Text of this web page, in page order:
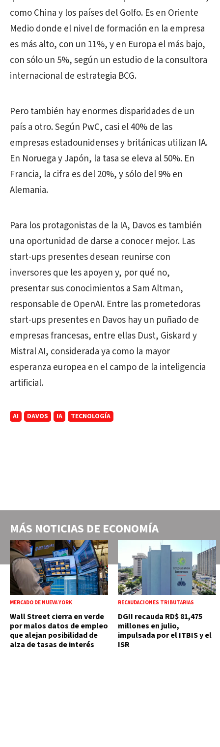
como China y los países del Golfo. Es en Oriente
Medio donde el nivel de formación en la empresa
es más alto, con un 11%, y en Europa el más bajo,
con sólo un 5%, según un estudio de la consultora
internacional de estrategia BCG.
Pero también hay enormes disparidades de un
país a otro. Según PwC, casi el 40% de las
empresas estadounidenses y británicas utilizan IA.
En Noruega y Japón, la tasa se eleva al 50%. En
Francia, la cifra es del 20%, y sólo del 9% en
Alemania.
Para los protagonistas de la IA, Davos es también
una oportunidad de darse a conocer mejor. Las
start-ups presentes desean reunirse con
inversores que les apoyen y, por qué no,
presentar sus conocimientos a Sam Altman,
responsable de OpenAI. Entre las prometedoras
start-ups presentes en Davos hay un puñado de
empresas francesas, entre ellas Dust, Giskard y
Mistral AI, considerada ya como la mayor
esperanza europea en el campo de la inteligencia
artificial.
AI DAVOS IA TECNOLOGÍA
MÁS NOTICIAS DE ECONOMÍA
MERCADO DE NUEVA YORK
Wall Street cierra en verde
por malos datos de empleo
que alejan posibilidad de
alza de tasas de interés
RECAUDACIONES TRIBUTARIAS
DGII recauda RD$ 81,475
millones en julio,
impulsada por el ITBIS y el
ISR